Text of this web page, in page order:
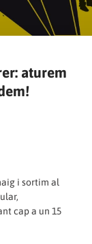
aturem
i sortim al
cap a un 15